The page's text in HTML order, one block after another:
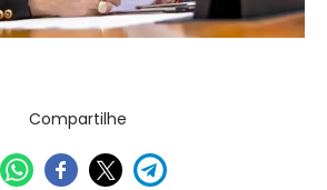
Compartilhe